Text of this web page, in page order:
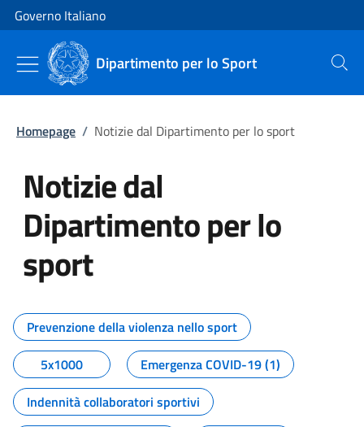
Vai al contenuto
Vai alla navigazione del sito
Governo Italiano
Dipartimento per lo Sport Cerca
Homepage / Notizie dal Dipartimento per lo sport
Notizie dal
Dipartimento per lo
sport
Tutti i contenuti della pagina
Prevenzione della violenza nello sport
5x1000
Emergenza COVID-19 (1)
Indennità collaboratori sportivi